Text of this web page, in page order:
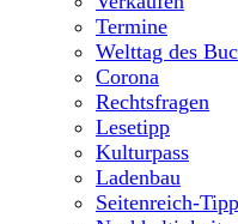
Termine
Welttag des
Corona
Rechtsfragen
Lesetipp
Kulturpass
Ladenbau
Seitenreich-Tipp